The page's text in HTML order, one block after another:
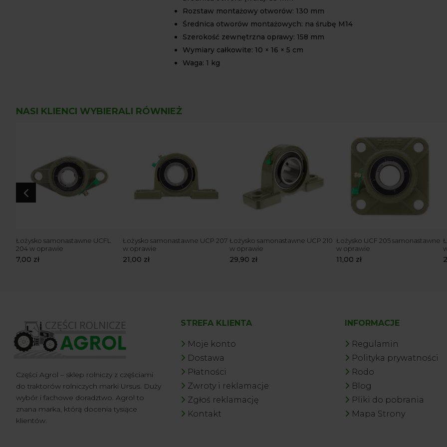
Rozstaw montażowy otworów: 130 mm
Średnica otworów montażowych: na śrubę M14
Szerokość zewnętrzna oprawy: 158 mm
Wymiary całkowite: 10 × 16 × 5 cm
Waga: 1 kg
NASI KLIENCI WYBIERALI RÓWNIEŻ
4
Łożysko samonastawne UCFL
204 w oprawie
7,00 zł
Łożysko samonastawne UCP 207
w oprawie
21,00 zł
Łożysko samonastawne UCP 210
w oprawie
29,90 zł
Łożysko UCF 205 samonastawne
w oprawie
11,00 zł
Części Agrol – sklep rolniczy z częściami
do traktorów rolniczych marki Ursus. Duży
wybór i fachowe doradztwo. Agrol to
znana marka, którą docenia tysiące
klientów.
STREFA KLIENTA
Moje konto
Dostawa
Płatności
Zwroty i reklamacje
Zgłoś reklamację
Kontakt
INFORMACJE
Regulamin
Polityka prywatności
Rodo
Blog
Pliki do pobrania
Mapa Strony